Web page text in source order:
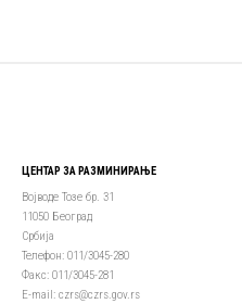
ЦЕНТАР ЗА РАЗМИНИРАЊЕ
Војводе Тозе бр. 31
11050 Београд
Србија
Телефон: 011/3045-280
Факс: 011/3045-281
Е-mail: czrs@czrs.gov.rs